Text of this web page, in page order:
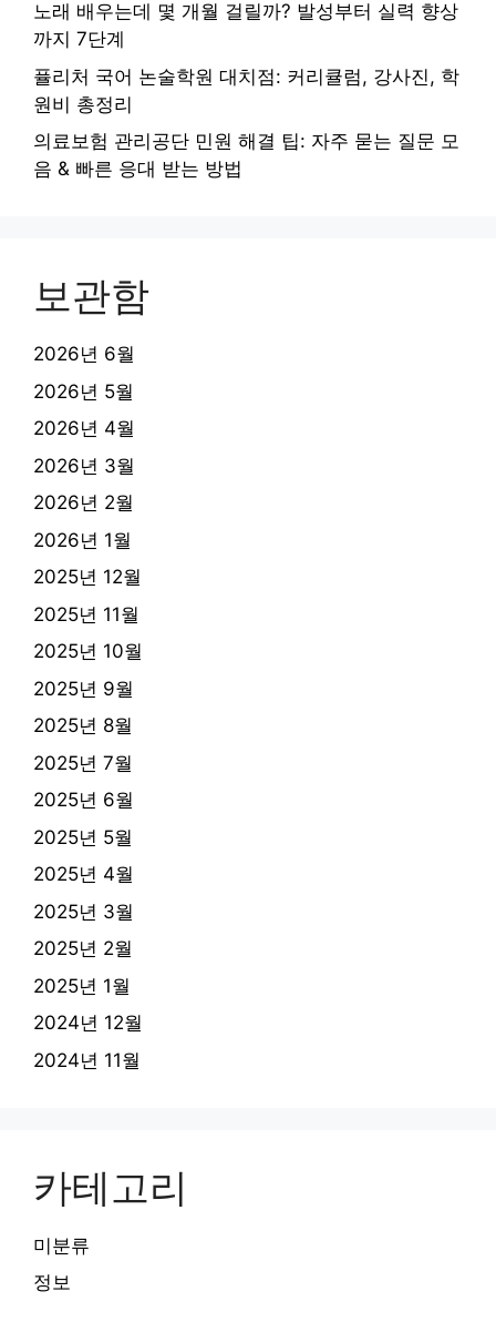
노래 배우는데 몇 개월 걸릴까? 발성부터 실력 향상
까지 7단계
퓰리처 국어 논술학원 대치점: 커리큘럼, 강사진, 학
원비 총정리
의료보험 관리공단 민원 해결 팁: 자주 묻는 질문 모
음 & 빠른 응대 받는 방법
보관함
2026년 6월
2026년 5월
2026년 4월
2026년 3월
2026년 2월
2026년 1월
2025년 12월
2025년 11월
2025년 10월
2025년 9월
2025년 8월
2025년 7월
2025년 6월
2025년 5월
2025년 4월
2025년 3월
2025년 2월
2025년 1월
2024년 12월
2024년 11월
카테고리
미분류
정보